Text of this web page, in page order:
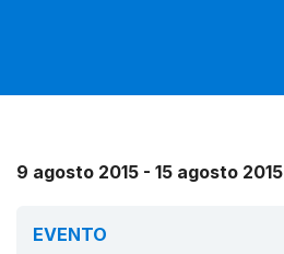
9 agosto 2015 - 15 agosto 2015
EVENTO